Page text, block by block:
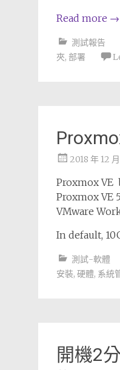
Read more →
測試報告
夾, 部署
2018 年 12
Proxmox VE
Proxmox VE
VMware
In default,
測試-軟體
安裝, 硬體, 系統
開機2